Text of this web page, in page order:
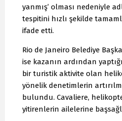
yanmış’ olması nedeniyle
tespitini hızlı şekilde
ifade etti.
Rio de Janeiro Belediye
ise kazanın ardından
bir turistik aktivite olan
yönelik denetimlerin
bulundu. Cavaliere,
yitirenlerin ailelerine